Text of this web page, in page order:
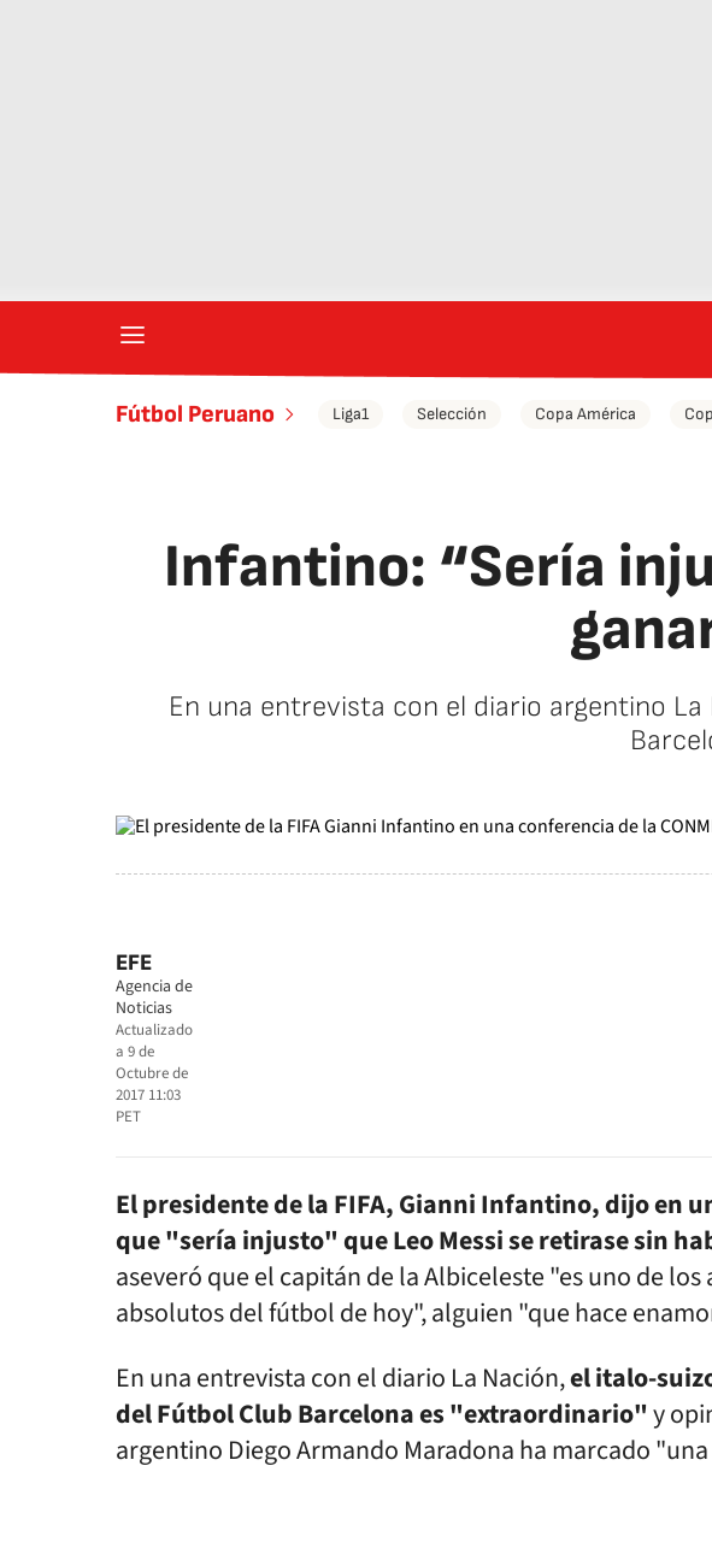
Fútbol Peruano Liga1 Selección Copa América
Infantino: “Sería
En una entrevista con el diario argentino
EFE
Agencia de
Noticias
Actualizado
a 9 de
Octubre de
2017 11:03
PET
El presidente de la FIFA, Gianni Infantino, dijo en
que "sería injusto" que Leo Messi se retirase sin
aseveró que el capitán de la Albiceleste "es uno de
absolutos del fútbol de hoy", alguien "que hace
En una entrevista con el diario La Nación,el italo-
del Fútbol Club Barcelona es "extraordinario"y
argentino Diego Armando Maradona ha marcado